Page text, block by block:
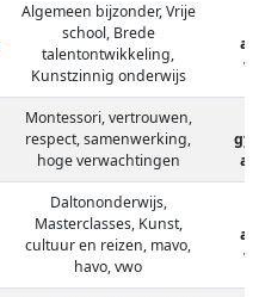
Algemeen bijzonder, Vrije
school, Brede
talentontwikkeling,
Kunstzinnig onderwijs
Montessori, vertrouwen,
respect, samenwerking,
hoge verwachtingen
Daltononderwijs,
Masterclasses, Kunst,
cultuur en reizen, mavo,
havo, vwo